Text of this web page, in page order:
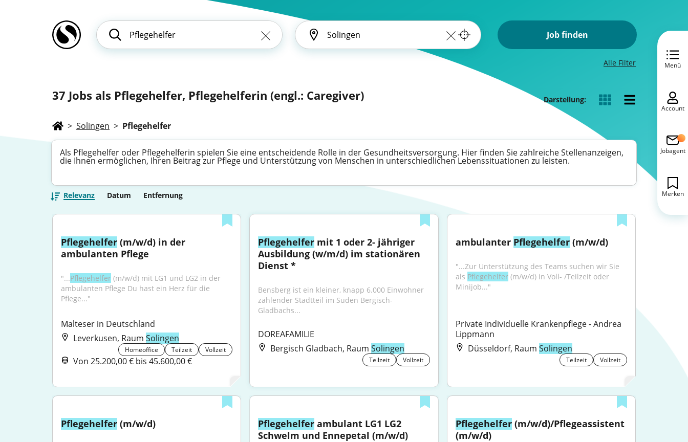
Job finden
Alle Filter
37 Jobs als Pflegehelfer, Pflegehelferin (engl.: Caregiver) Darstellung:
> Solingen > Pflegehelfer
Als Pflegehelfer oder Pflegehelferin spielen Sie eine entscheidende Rolle in der Gesundheitsversorgung. Hier finden Sie zahlreiche Stellenanzeigen,
die Ihnen ermöglichen, Ihren Beitrag zur Pflege und Unterstützung von Menschen in unterschiedlichen Lebenssituationen zu leisten.
Relevanz Datum Entfernung
Pflegehelfer (m/w/d) in der
ambulanten Pflege
"...Pflegehelfer (m/w/d) mit LG1 und LG2 in der
ambulanten Pflege Du hast ein Herz für die
Pflege..."
Malteser in Deutschland
Leverkusen, Raum Solingen
Homeoffice Teilzeit Vollzeit
Von 25.200,00 € bis 45.600,00 €
Pflegehelfer mit 1 oder 2- jähriger
Ausbildung (w/m/d) im stationären
Dienst *
Bensberg ist ein kleiner, knapp 6.000 Einwohner
zählender Stadtteil im Süden Bergisch-
Gladbachs...
DOREAFAMILIE
Bergisch Gladbach, RaumSolingen
Teilzeit Vollzeit
ambulanter Pflegehelfer (m/w/d)
"...Zur Unterstützung des Teams suchen wir Sie
als Pflegehelfer (m/w/d) in Voll- /Teilzeit oder
Minijob..."
Private Individuelle Krankenpflege - Andrea
Lippmann
Düsseldorf, Raum Solingen
Teilzeit Vollzeit
Pflegehelfer (m/w/d) Pflegehelfer ambulant LG1 LG2
Schwelm und Ennepetal (m/w/d)
Pflegehelfer (m/w/d)/Pflegeassistent
(m/w/d)
Menü
Account
Jobagent
Merken